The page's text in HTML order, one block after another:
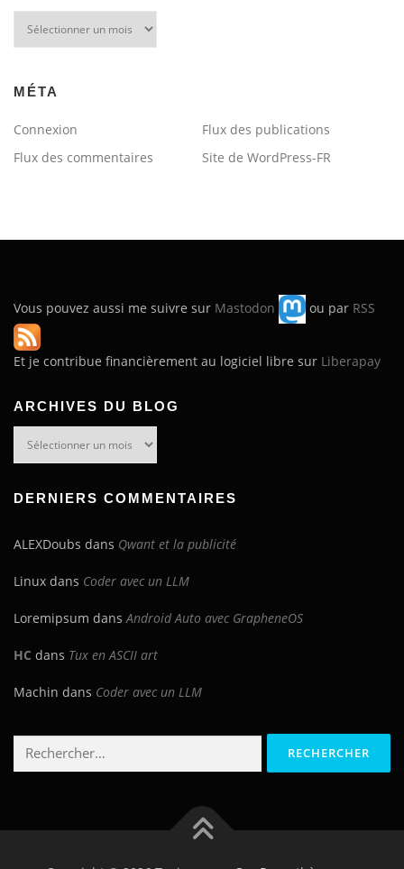
MÉTA
Connexion
Flux des publications
Flux des commentaires
Site de WordPress-FR
Vous pouvez aussi me suivre sur Mastodon ou par RSS
Et je contribue financièrement au logiciel libre sur Liberapay
ARCHIVES DU BLOG
DERNIERS COMMENTAIRES
ALEXDoubs dans Qwant et la publicité
Linux dans Coder avec un LLM
Loremipsum dansAndroid Auto avec GrapheneOS
HC dans Tux en ASCII art
Machin dans Coder avec un LLM
Rechercher :